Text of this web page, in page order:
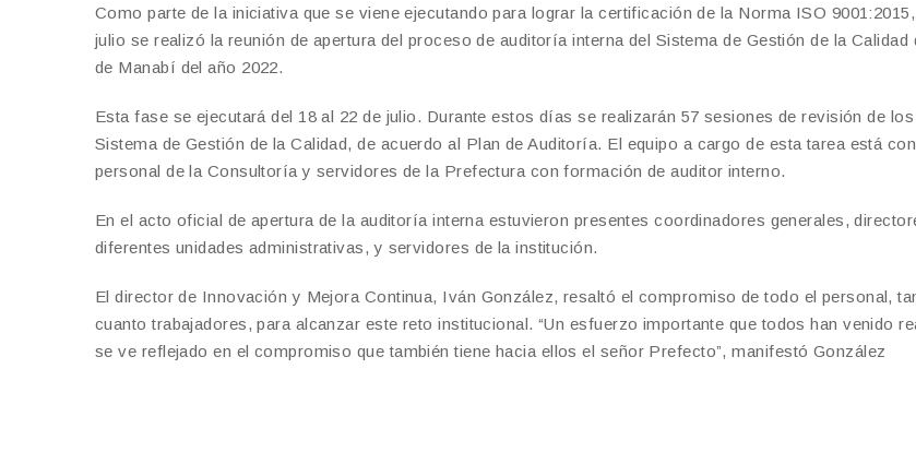
Como parte de la iniciativa que se viene ejecutando para lograr la certificación de la Norma ISO
julio se realizó la reunión de apertura del proceso de auditoría interna del Sistema de Gestión de la Calidad
de Manabí del año 2022.
Esta fase se ejecutará del 18 al 22 de julio. Durante estos días se realizarán 57 sesiones de revisión de
Sistema de Gestión de la Calidad, de acuerdo al Plan de Auditoría. El equipo a cargo de esta tarea está
personal de la Consultoría y servidores de la Prefectura con formación de auditor interno.
En el acto oficial de apertura de la auditoría interna estuvieron presentes coordinadores generales,
diferentes unidades administrativas, y servidores de la institución.
El director de Innovación y Mejora Continua, Iván González, resaltó el compromiso de todo el personal,
cuanto trabajadores, para alcanzar este reto institucional. “Un esfuerzo importante que todos han venido
se ve reflejado en el compromiso que también tiene hacia ellos el señor Prefecto”, manifestó González